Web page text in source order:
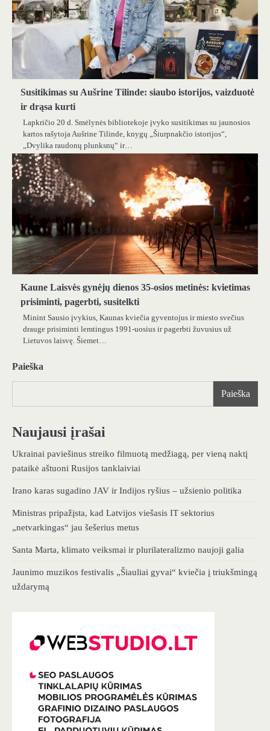
Susitikimas su Aušrine Tilinde: siaubo istorijos, vaizduotė
ir drąsa kurti
Lapkričio 20 d. Smėlynės bibliotekoje įvyko susitikimas su jaunosios
kartos rašytoja Aušrine Tilinde, knygų „Šiurpnakčio istorijos“,
„Dvylika raudonų plunksnų“ ir…
Kaune Laisvės gynėjų dienos 35-osios metinės: kvietimas
prisiminti, pagerbti, susitelkti
Minint Sausio įvykius, Kaunas kviečia gyventojus ir miesto svečius
drauge prisiminti lemtingus 1991-uosius ir pagerbti žuvusius už
Lietuvos laisvę. Šiemet…
Paieška
Paieška
Naujausi įrašai
Ukrainai paviešinus streiko filmuotą medžiagą, per vieną naktį
pataikė aštuoni Rusijos tanklaiviai
Irano karas sugadino JAV ir Indijos ryšius – užsienio politika
Ministras pripažįsta, kad Latvijos viešasis IT sektorius
„netvarkingas“ jau šešerius metus
Santa Marta, klimato veiksmai ir plurilateralizmo naujoji galia
Jaunimo muzikos festivalis „Šiauliai gyvai“ kviečia į triukšmingą
uždarymą